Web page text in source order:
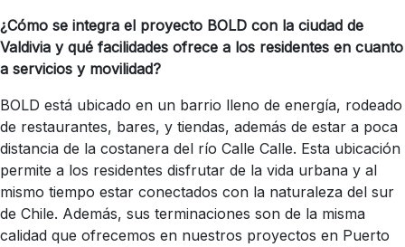
¿Cómo se integra el proyecto BOLD con la ciudad de
Valdivia y qué facilidades ofrece a los residentes en cuanto
a servicios y movilidad?
BOLD está ubicado en un barrio lleno de energía, rodeado
de restaurantes, bares, y tiendas, además de estar a poca
distancia de la costanera del río Calle Calle. Esta ubicación
permite a los residentes disfrutar de la vida urbana y al
mismo tiempo estar conectados con la naturaleza del sur
de Chile. Además, sus terminaciones son de la misma
calidad que ofrecemos en nuestros proyectos en Puerto